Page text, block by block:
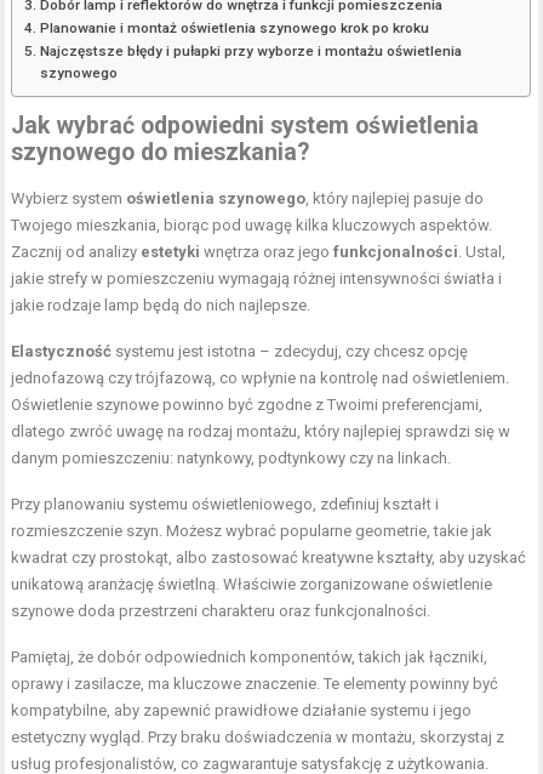
Dobór lamp i reflektorów do wnętrza i funkcji pomieszczenia
Planowanie i montaż oświetlenia szynowego krok po kroku
Najczęstsze błędy i pułapki przy wyborze i montażu oświetlenia
szynowego
Jak wybrać odpowiedni system oświetlenia
szynowego do mieszkania?
Wybierz system oświetlenia szynowego , który najlepiej pasuje do
Twojego mieszkania, biorąc pod uwagę kilka kluczowych aspektów.
Zacznij od analizy estetyki wnętrza oraz jegofunkcjonalności . Ustal,
jakie strefy w pomieszczeniu wymagają różnej intensywności światła i
jakie rodzaje lamp będą do nich najlepsze.
Elastyczność systemu jest istotna – zdecyduj, czy chcesz opcję
jednofazową czy trójfazową, co wpłynie na kontrolę nad oświetleniem.
Oświetlenie szynowe powinno być zgodne z Twoimi preferencjami,
dlatego zwróć uwagę na rodzaj montażu, który najlepiej sprawdzi się w
danym pomieszczeniu: natynkowy, podtynkowy czy na linkach.
Przy planowaniu systemu oświetleniowego, zdefiniuj kształt i
rozmieszczenie szyn. Możesz wybrać popularne geometrie, takie jak
kwadrat czy prostokąt, albo zastosować kreatywne kształty, aby uzyskać
unikatową aranżację świetlną. Właściwie zorganizowane oświetlenie
szynowe doda przestrzeni charakteru oraz funkcjonalności.
Pamiętaj, że dobór odpowiednich komponentów, takich jak łączniki,
oprawy i zasilacze, ma kluczowe znaczenie. Te elementy powinny być
kompatybilne, aby zapewnić prawidłowe działanie systemu i jego
estetyczny wygląd. Przy braku doświadczenia w montażu, skorzystaj z
usług profesjonalistów, co zagwarantuje satysfakcję z użytkowania.